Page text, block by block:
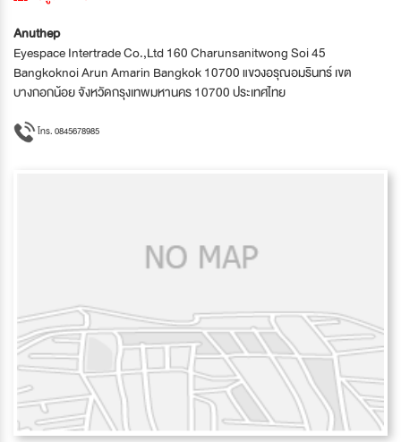
Anuthep
Eyespace Intertrade Co.,Ltd 160 Charunsanitwong Soi 45
Bangkoknoi Arun Amarin Bangkok 10700 แขวงอรุณอมรินทร์ เขต
บางกอกน้อย จังหวัดกรุงเทพมหานคร 10700 ประเทศไทย
โทร. 0845678985